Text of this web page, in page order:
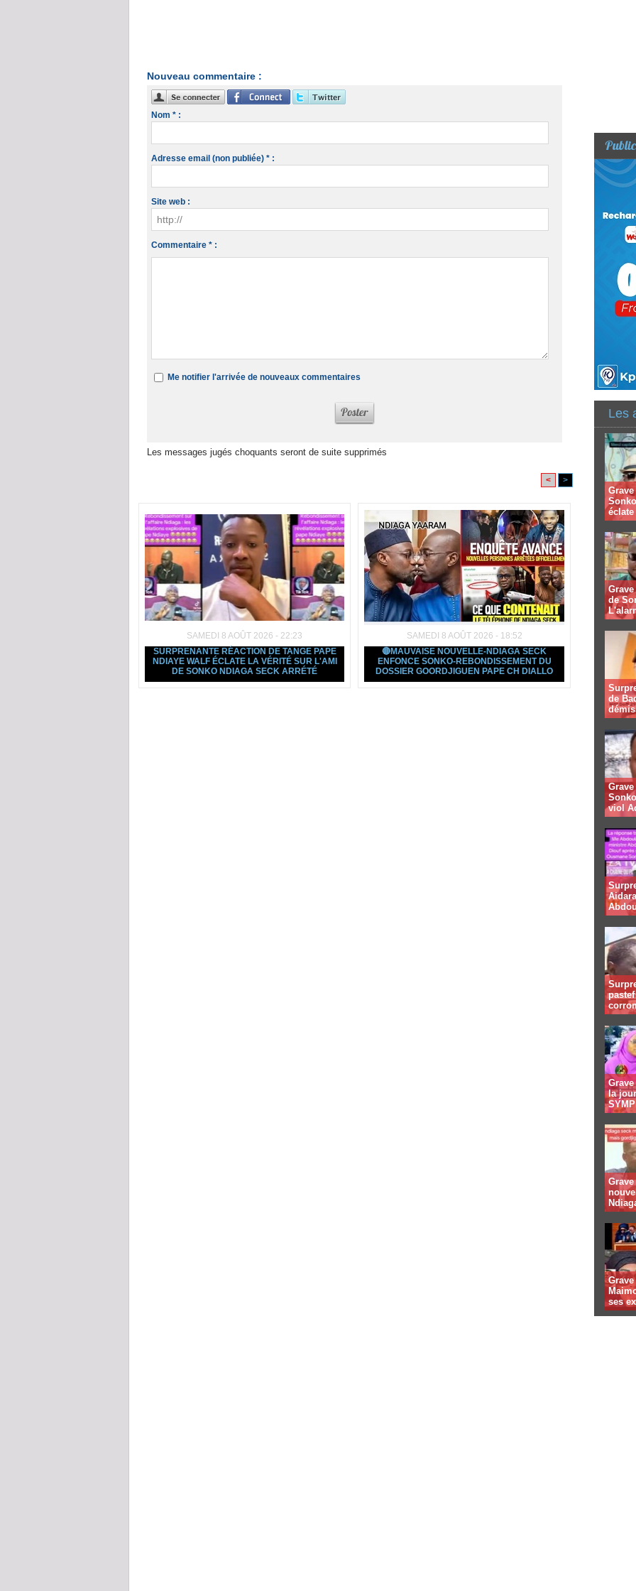
Nouveau commentaire :
Nom * :
Adresse email (non publiée) * :
Site web :
Commentaire * :
Me notifier l'arrivée de nouveaux commentaires
Les messages jugés choquants seront de suite supprimés
< >
SAMEDI 8 AOÛT 2026 - 22:23
SURPRENANTE RÉACTION DE TANGE PAPE
NDIAYE WALF ÉCLATE LA VÉRITÉ SUR L'AMI
DE SONKO NDIAGA SECK ARRÉTÉ
SAMEDI 8 AOÛT 2026 - 18:52
🔴MAUVAISE NOUVELLE-NDIAGA SECK
ENFONCE SONKO-REBONDISSEMENT DU
DOSSIER GOORDJIGUEN PAPE CH DIALLO
Les
de
de
viol
la
ses